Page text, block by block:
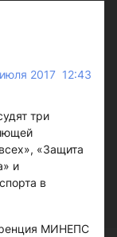
2017 12:43
три
«Защита
и
в
МИНЕПС